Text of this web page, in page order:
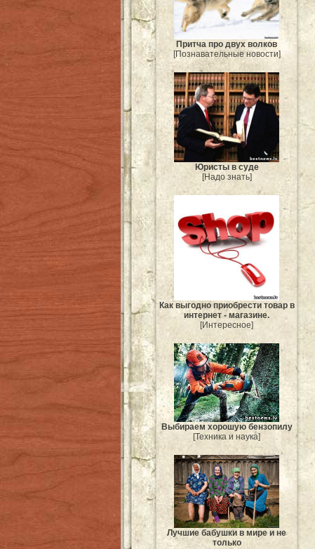
Притча про двух волков
[Познавательные новости]
Юристы в суде
[Надо знать]
Как выгодно приобрести товар в
интернет - магазине.
[Интересное]
Выбираем хорошую бензопилу
[Техника и наука]
Лучшие бабушки в мире и не
только